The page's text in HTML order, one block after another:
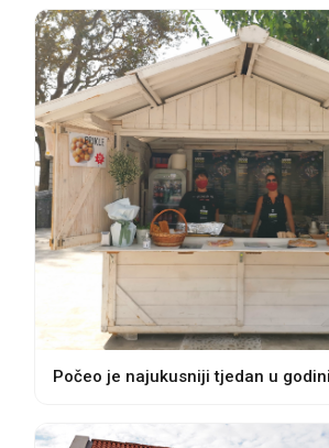
Počeo je najukusniji tjedan u godini